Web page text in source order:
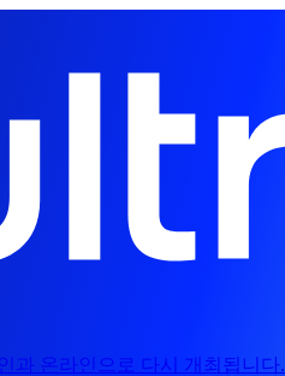
과 온라인으로 다시 개최됩니다.